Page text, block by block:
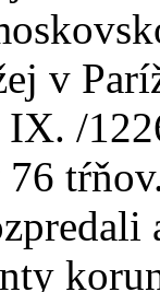
v
/